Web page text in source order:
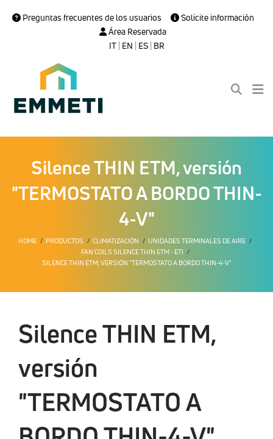
Preguntas frecuentes de los usuarios
Solicite información
Área Reservada
IT| EN | ES| BR
Silence THIN ETM, versión
"TERMOSTATO A BORDO THIN-
4-V"
HOME PRODUCTOS CLIMATIZACIÓN
UNIDADES TERMINALES DE AIRE
FAN COILS SILENCE THIN ETM - ETI
SILENCE THIN ETM, VERSIÓN "TERMOSTATO A BORDO THIN-4-V"
Silence THIN ETM,
versión
"TERMOSTATO A